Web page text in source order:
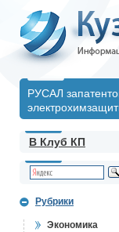
РУСАЛ
В Клуб КП
Рубрики
Экономика